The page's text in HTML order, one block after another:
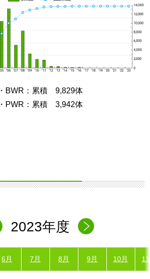
・BWR：累積 9,829体
・PWR：累積 3,942体
2023年度
6月 7月 8月 9月 10月